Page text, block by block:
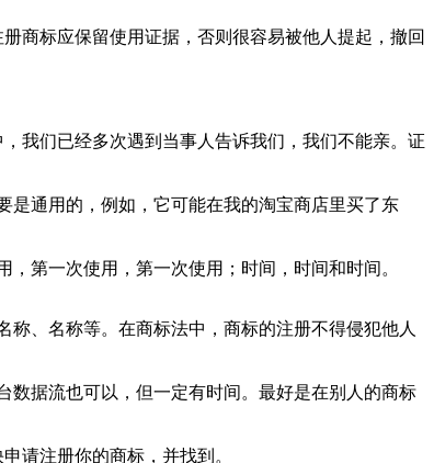
商标应保留使用证据，否则很容易被他人提起，撤回
我们已经多次遇到当事人告诉我们，我们不能亲。证
是通用的，例如，它可能在我的淘宝商店里买了东
，第一次使用，第一次使用；时间，时间和时间。
称、名称等。在商标法中，商标的注册不得侵犯他人
数据流也可以，但一定有时间。最好是在别人的商标
请注册你的商标，并找到。